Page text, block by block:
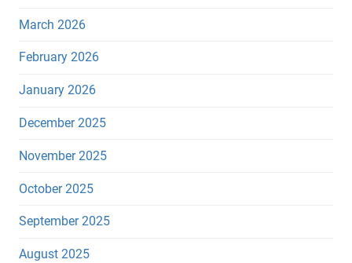
March 2026
February 2026
January 2026
December 2025
November 2025
October 2025
September 2025
August 2025